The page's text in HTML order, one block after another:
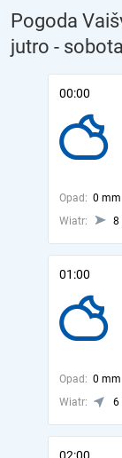
Pogoda
jutro -
00:00
Opad: 0 mm
Wiatr:
8
01:00
Opad: 0 mm
Wiatr:
6